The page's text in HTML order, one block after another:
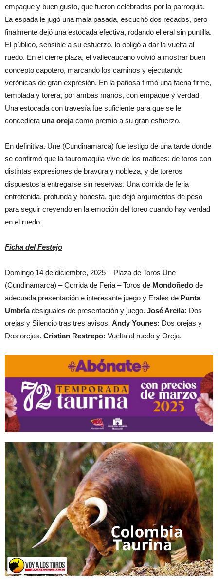
empaque y buen gusto, que fueron celebradas por la parroquia.
La espada le jugó una mala pasada, escuchó dos recados, pero
finalmente dejó una estocada efectiva, rodando el eral sin puntilla.
El público, sensible a su esfuerzo, lo obligó a dar la vuelta al
ruedo. En el cierre plaza, el vallecaucano volvió a mostrar buen
concepto capotero, marcando los caminos y ejecutando
verónicas de gran expresión. En la pañosa firmó una faena firme,
templada y torera, por ambas manos, con empaque y verdad.
Una estocada con travesía fue suficiente para que se le
concediera una orejacomo premio a su gran esfuerzo.
En definitiva, Une (Cundinamarca) fue testigo de una tarde donde
se confirmó que la tauromaquia vive de los matices: de toros con
distintas expresiones de bravura y nobleza, y de toreros
dispuestos a entregarse sin reservas. Una corrida de feria
entretenida, profunda y honesta, que dejó argumentos de peso
para seguir creyendo en la emoción del toreo cuando hay verdad
en el ruedo.
Ficha del Festejo
Domingo 14 de diciembre, 2025 – Plaza de Toros Une
(Cundinamarca) – Corrida de Feria – Toros de Mondoñedo de
adecuada presentación e interesante juego y Erales de Punta
Umbríadesiguales de presentación y juego. José Arcila: Dos
orejas y Silencio tras tres avisos. Andy Younes: Dos orejas y
Dos orejas. Cristian Restrepo: Vuelta al ruedo y Oreja.